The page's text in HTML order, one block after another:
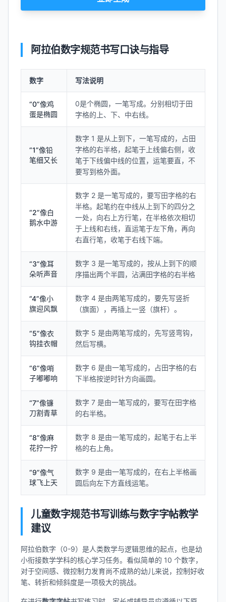
阿拉伯数字规范书写口诀与指导
数字 写法说明
“0”像鸡
蛋是椭圆
0是个椭圆，一笔写成。分别相切于田
字格的上、下、中右线。
“1”像铅
笔细又长
数字 1 是从上到下，一笔写成的，占田
字格的右半格，起笔于上线偏右侧，收
笔于下线偏中线的位置，运笔要直，不
要写到格外面。
“2”像白
鹅水中游
数字 2 是一笔写成的，要写田字格的右
半格。起笔约在中线从上到下的四分之
一处，向右上方行笔，在半格依次相切
于上线和右线，直运笔于左下角，再向
右直行笔，收笔于右线下端。
“3”像耳
朵听声音
数字 3 是一笔写成的，按从上到下的顺
序描出两个半圆，沾满田字格的右半格
“4”像小
旗迎风飘
数字 4 是由两笔写成的，要先写竖折
（旗面），再插上一竖（旗杆）。
“5”像衣
钩挂衣帽
数字 5 是由两笔写成的，先写竖弯钩，
然后写横。
“6”像哨
子嘟嘟响
数字 6 是由一笔写成的，占田字格的右
下半格按逆时针方向画圆。
“7”像镰
刀割青草
数字 7 是由一笔写成的，要写在田字格
的右半格。
“8”像麻
花拧一拧
数字 8 是由一笔写成的，起笔于右上半
格的右上角。
“9”像气
球飞上天
数字 9 是由一笔写成的，在右上半格画
圆后向左下方直线运笔。
儿童数字规范书写训练与数字字帖教学
建议
阿拉伯数字（0-9）是人类数学与逻辑思维的起点，也是幼
小衔接数学学科的核心学习任务。看似简单的 10 个数字，
对于空间感、微控制力发育尚不成熟的幼儿来说，控制好收
笔、转折和倾斜度是一项极大的挑战。